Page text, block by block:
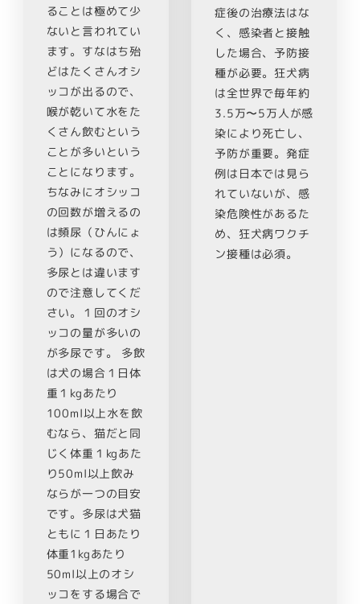
ることは極めて少
ないと言われてい
ます。すなはち殆
どはたくさんオシ
ッコが出るので、
喉が乾いて水をた
くさん飲むという
ことが多いという
ことになります。
ちなみにオシッコ
の回数が増えるの
は頻尿（ひんにょ
う）になるので、
多尿とは違います
ので注意してくだ
さい。１回のオシ
ッコの量が多いの
が多尿です。 多飲
は犬の場合１日体
重１kgあたり
100ml以上水を飲
むなら、猫だと同
じく体重１kgあた
り50ml以上飲み
ならが一つの目安
です。多尿は犬猫
ともに１日あたり
体重1kgあたり
50ml以上のオシ
ッコをする場合で
症後の治療法はな
く、感染者と接触
した場合、予防接
種が必要。狂犬病
は全世界で毎年約
3.5万〜5万人が感
染により死亡し、
予防が重要。発症
例は日本では見ら
れていないが、感
染危険性があるた
め、狂犬病ワクチ
ン接種は必須。